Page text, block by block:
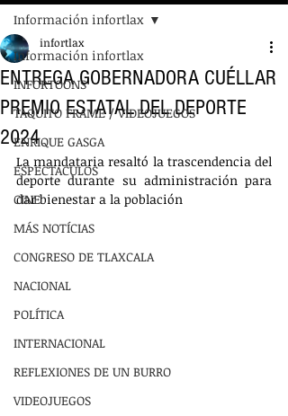
Información infortlax
INFORTOONS
TAQUITO FRAME / VIDEOJUEGOS
ENRIQUE GASGA
ESPECTACULOS
CINE
MÁS NOTÍCIAS
CONGRESO DE TLAXCALA
NACIONAL
POLÍTICA
INTERNACIONAL
REFLEXIONES DE UN BURRO
VIDEOJUEGOS
Información infortlax
ENTREGA GOBERNADORA CUÉLLAR
PREMIO ESTATAL DEL DEPORTE
2024
infortlax
La mandataria resaltó la trascendencia del
deporte durante su administración para
dar bienestar a la población